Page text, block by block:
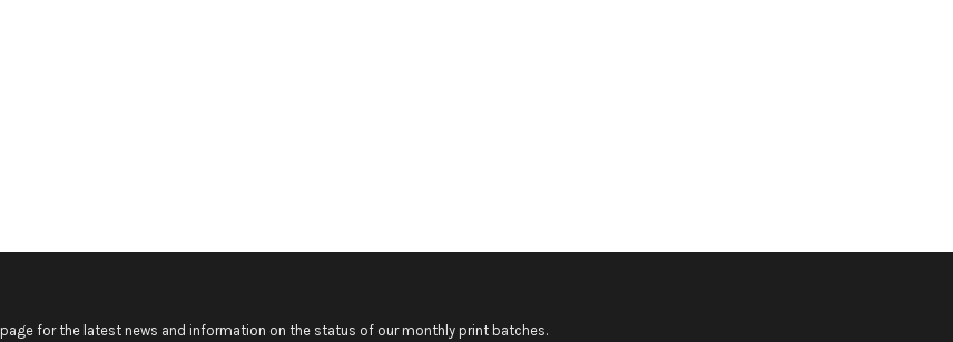
page for the latest news and information on the status of our monthly print batches.